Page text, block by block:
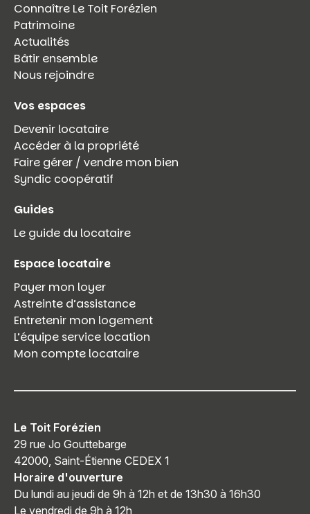
Connaître Le Toit Forézien
Patrimoine
Actualités
Bâtir ensemble
Nous rejoindre
Vos espaces
Devenir locataire
Accéder à la propriété
Faire gérer / vendre mon bien
Syndic coopératif
Guides
Le guide du locataire
Espace locataire
Payer mon loyer
Astreinte d’assistance
Entretenir mon logement
L’équipe service location
Mon compte locataire
Le Toit Forézien
29 rue Jo Gouttebarge
42000, Saint-Étienne CEDEX 1
Horaire d'ouverture
Du lundi au jeudi de 9h à 12h et de 13h30 à 16h30
Le vendredi de 9h à 12h